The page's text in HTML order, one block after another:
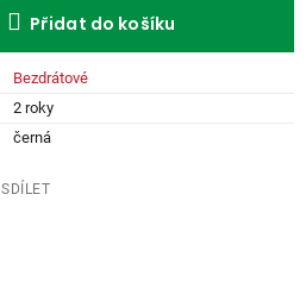
Bezdrátové
2 roky
černá
Přidat do košíku
SDÍLET